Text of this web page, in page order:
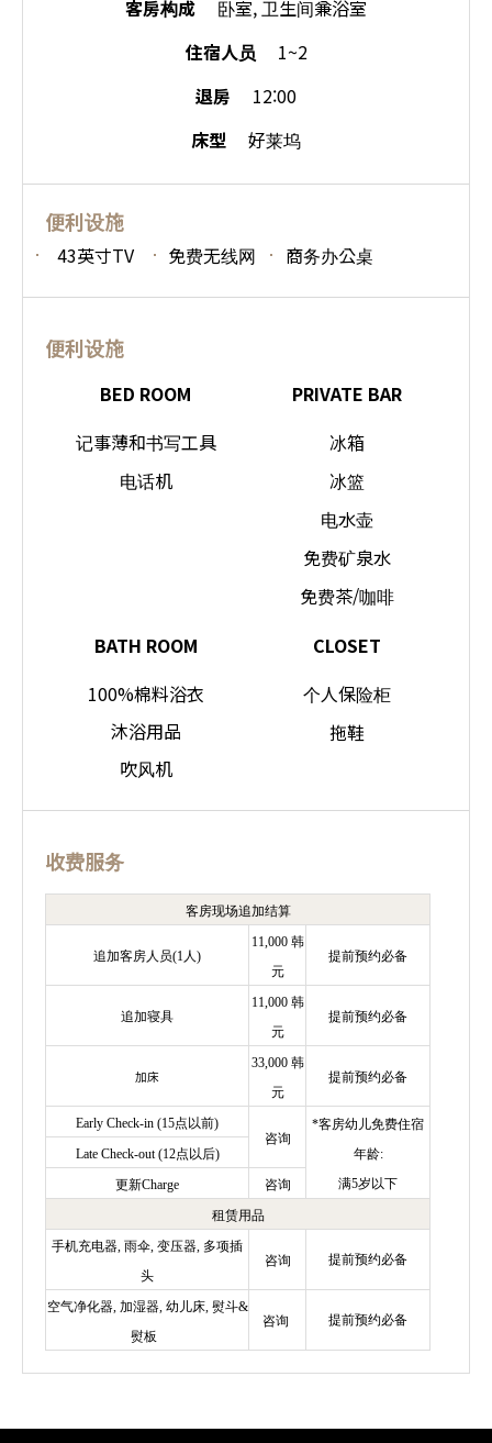
客房构成
卧室, 卫生间兼浴室
住宿人员
1~2
退房
12:00
床型
好莱坞
便利设施
43英寸TV 免费无线网 商务办公桌
便利设施
BED ROOM
记事薄和书写工具
电话机
PRIVATE BAR
冰箱
冰篮
电水壶
免费矿泉水
免费茶/咖啡
BATH ROOM
100%棉料浴衣
沐浴用品
吹风机
CLOSET
个人保险柜
拖鞋
收费服务
客房现场追加结算
追加客房人员(1人)
11,000 韩
元
提前预约必备
追加寝具
11,000 韩
元
提前预约必备
加床
33,000 韩
元
提前预约必备
Early Check-in (15点以前)
咨询
*客房幼儿免费住宿
年龄:
满5岁以下
Late Check-out (12点以后)
更新Charge
咨询
租赁用品
手机充电器, 雨伞, 变压器, 多项插
头
咨询 提前预约必备
空气净化器, 加湿器, 幼儿床, 熨斗&
熨板
咨询 提前预约必备